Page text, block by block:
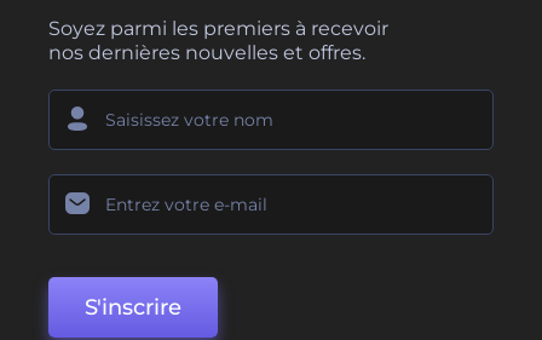
Soyez parmi les premiers à recevoir
nos dernières nouvelles et offres.
S'inscrire